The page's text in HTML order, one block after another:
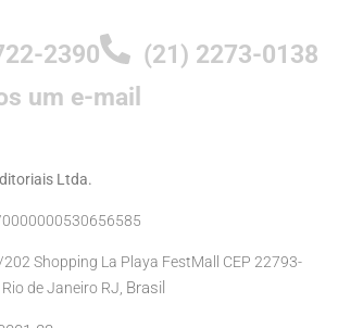
2390
(21) 2273-0138
um e-mail
Ltda.
Shopping La Playa FestMall CEP 22793-
de Janeiro RJ, Brasil